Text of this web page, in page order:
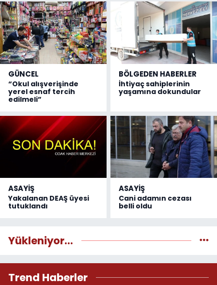
GÜNCEL
“Okul alışverişinde
yerel esnaf tercih
edilmeli”
BÖLGEDEN HABERLER
İhtiyaç sahiplerinin
yaşamına dokundular
ASAYİŞ
Yakalanan DEAŞ üyesi
tutuklandı
ASAYİŞ
Cani adamın cezası
belli oldu
Yükleniyor...
Trend Haberler